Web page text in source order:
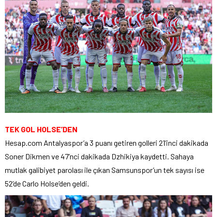
TEK GOL HOLSE’DEN
Hesap.com Antalyaspor’a 3 puanı getiren golleri 21’inci dakikada
Soner Dikmen ve 47’nci dakikada Dzhikiya kaydetti. Sahaya
mutlak galibiyet parolası ile çıkan Samsunspor’un tek sayısı ise
52’de Carlo Holse’den geldi.